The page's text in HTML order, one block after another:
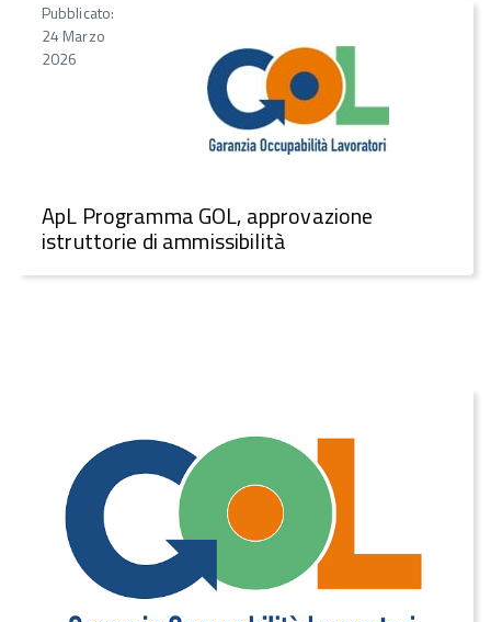
Pubblicato:
24 Marzo
2026
ApL Programma GOL, approvazione
istruttorie di ammissibilità